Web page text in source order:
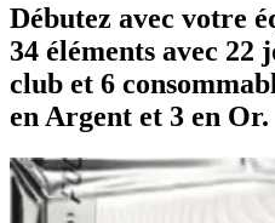
Débutez avec votre
34 éléments avec 22
club et 6
en Argent et 3 en Or.